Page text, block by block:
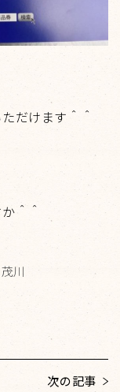
だけます＾＾
＾＾
川
次の記事